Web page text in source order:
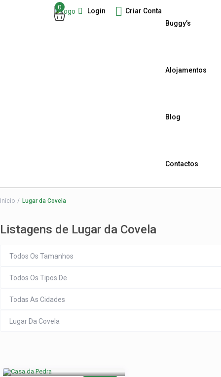
0 Login Criar Conta
Buggy’s
Alojamentos
Blog
Contactos
Início Lugar da Covela
Listagens de Lugar da Covela
Todos Os Tamanhos
Todos Os Tipos De
Todas As Cidades
Lugar Da Covela